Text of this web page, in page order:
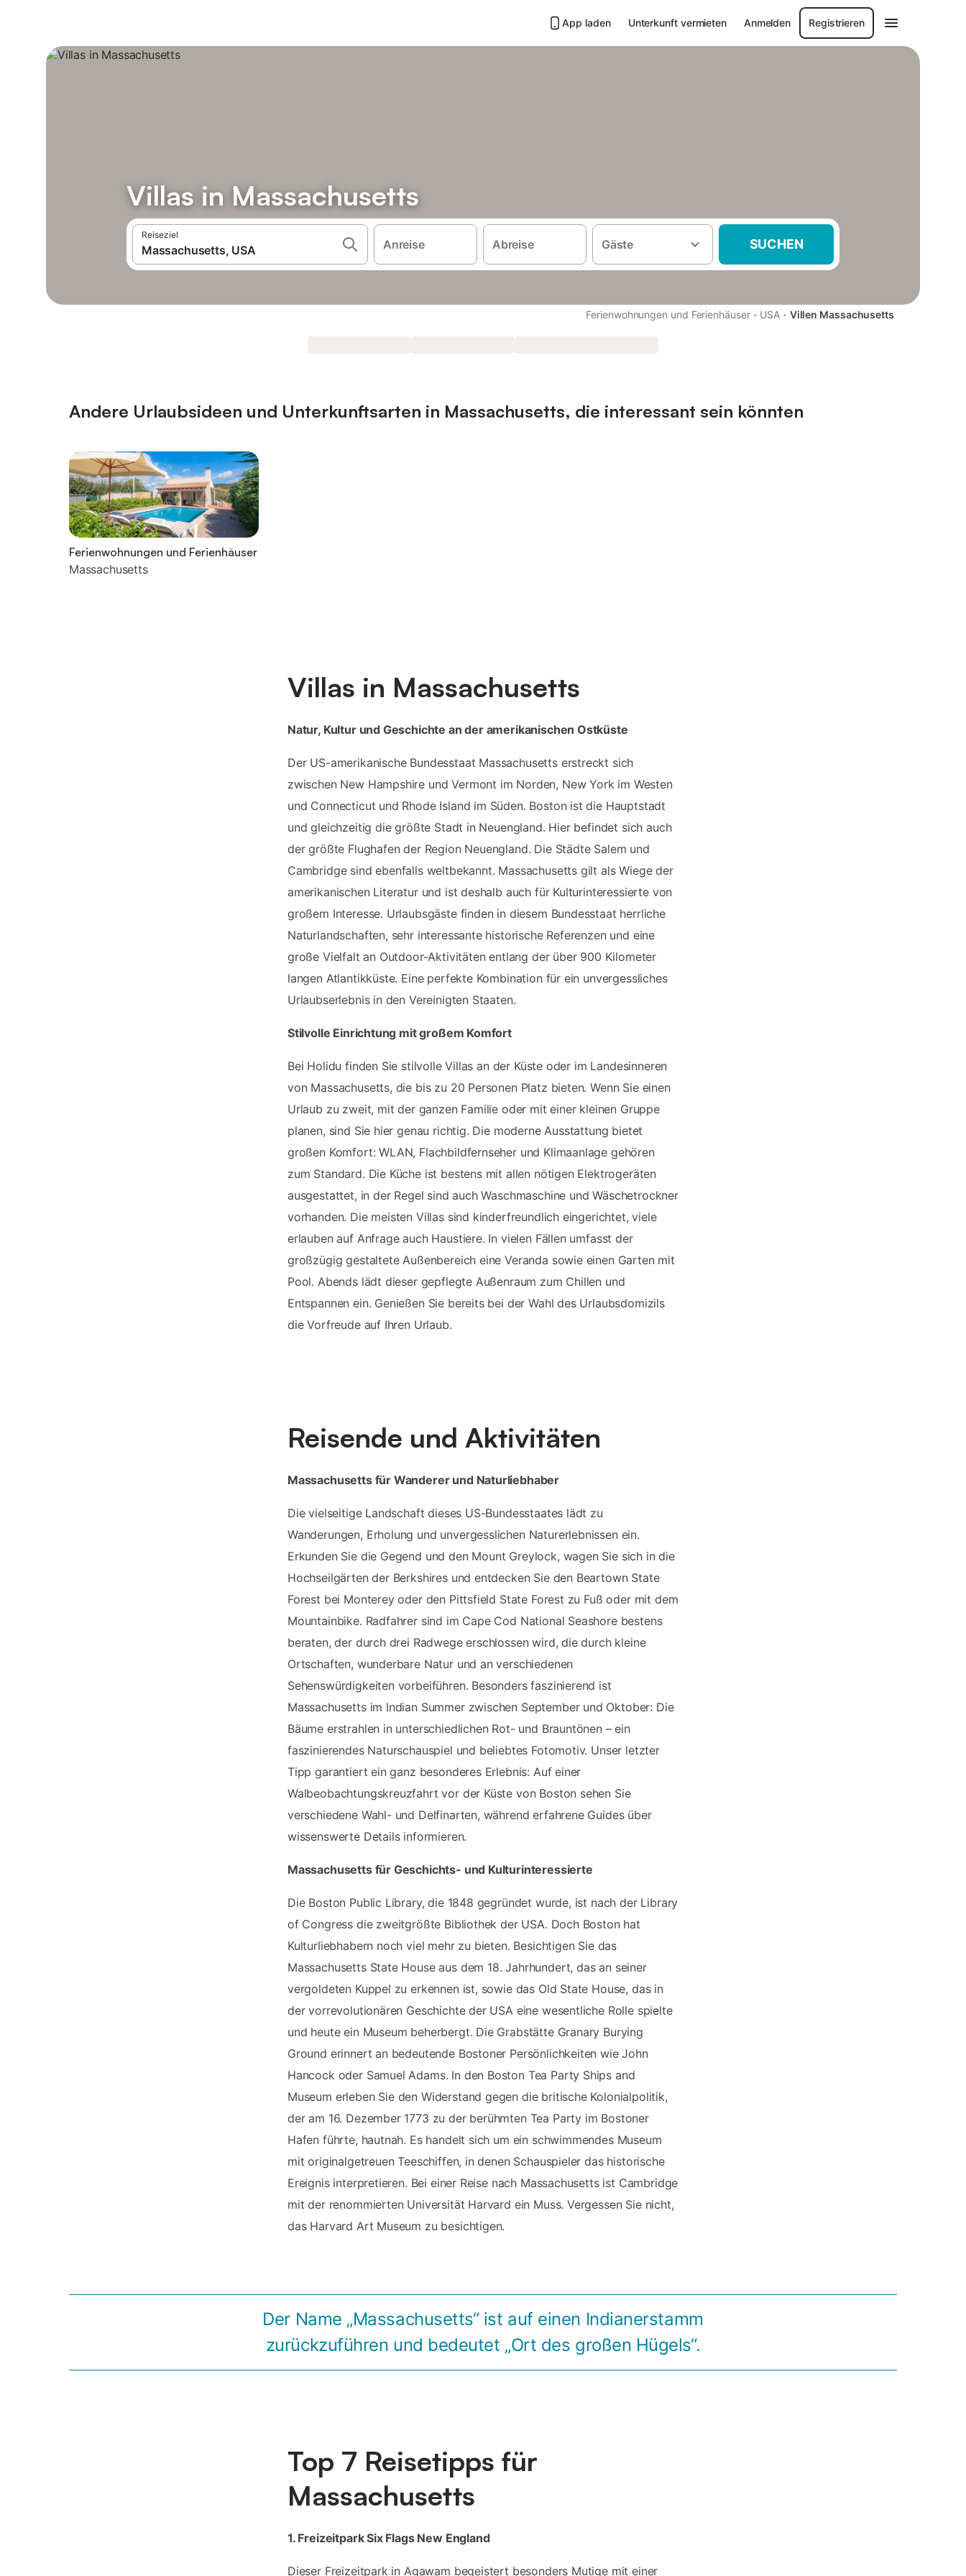
App laden Unterkunft vermieten Anmelden Registrieren
Villas in Massachusetts
Reiseziel
Anreise Abreise Gäste SUCHEN
Ferienwohnungen und Ferienhäuser · USA · Villen Massachusetts
Andere Urlaubsideen und Unterkunftsarten in Massachusetts, die interessant sein könnten
Ferienwohnungen und Ferienhäuser
Massachusetts
Villas in Massachusetts
Natur, Kultur und Geschichte an der amerikanischen Ostküste
Der US-amerikanische Bundesstaat Massachusetts erstreckt sich
zwischen New Hampshire und Vermont im Norden, New York im Westen
und Connecticut und Rhode Island im Süden. Boston ist die Hauptstadt
und gleichzeitig die größte Stadt in Neuengland. Hier befindet sich auch
der größte Flughafen der Region Neuengland. Die Städte Salem und
Cambridge sind ebenfalls weltbekannt. Massachusetts gilt als Wiege der
amerikanischen Literatur und ist deshalb auch für Kulturinteressierte von
großem Interesse. Urlaubsgäste finden in diesem Bundesstaat herrliche
Naturlandschaften, sehr interessante historische Referenzen und eine
große Vielfalt an Outdoor-Aktivitäten entlang der über 900 Kilometer
langen Atlantikküste. Eine perfekte Kombination für ein unvergessliches
Urlaubserlebnis in den Vereinigten Staaten.
Stilvolle Einrichtung mit großem Komfort
Bei Holidu finden Sie stilvolle Villas an der Küste oder im Landesinneren
von Massachusetts, die bis zu 20 Personen Platz bieten. Wenn Sie einen
Urlaub zu zweit, mit der ganzen Familie oder mit einer kleinen Gruppe
planen, sind Sie hier genau richtig. Die moderne Ausstattung bietet
großen Komfort: WLAN, Flachbildfernseher und Klimaanlage gehören
zum Standard. Die Küche ist bestens mit allen nötigen Elektrogeräten
ausgestattet, in der Regel sind auch Waschmaschine und Wäschetrockner
vorhanden. Die meisten Villas sind kinderfreundlich eingerichtet, viele
erlauben auf Anfrage auch Haustiere. In vielen Fällen umfasst der
großzügig gestaltete Außenbereich eine Veranda sowie einen Garten mit
Pool. Abends lädt dieser gepflegte Außenraum zum Chillen und
Entspannen ein. Genießen Sie bereits bei der Wahl des Urlaubsdomizils
die Vorfreude auf Ihren Urlaub.
Reisende und Aktivitäten
Massachusetts für Wanderer und Naturliebhaber
Die vielseitige Landschaft dieses US-Bundesstaates lädt zu
Wanderungen, Erholung und unvergesslichen Naturerlebnissen ein.
Erkunden Sie die Gegend und den Mount Greylock, wagen Sie sich in die
Hochseilgärten der Berkshires und entdecken Sie den Beartown State
Forest bei Monterey oder den Pittsfield State Forest zu Fuß oder mit dem
Mountainbike. Radfahrer sind im Cape Cod National Seashore bestens
beraten, der durch drei Radwege erschlossen wird, die durch kleine
Ortschaften, wunderbare Natur und an verschiedenen
Sehenswürdigkeiten vorbeiführen. Besonders faszinierend ist
Massachusetts im Indian Summer zwischen September und Oktober: Die
Bäume erstrahlen in unterschiedlichen Rot- und Brauntönen – ein
faszinierendes Naturschauspiel und beliebtes Fotomotiv. Unser letzter
Tipp garantiert ein ganz besonderes Erlebnis: Auf einer
Walbeobachtungskreuzfahrt vor der Küste von Boston sehen Sie
verschiedene Wahl- und Delfinarten, während erfahrene Guides über
wissenswerte Details informieren.
Massachusetts für Geschichts- und Kulturinteressierte
Die Boston Public Library, die 1848 gegründet wurde, ist nach der Library
of Congress die zweitgrößte Bibliothek der USA. Doch Boston hat
Kulturliebhabern noch viel mehr zu bieten. Besichtigen Sie das
Massachusetts State House aus dem 18. Jahrhundert, das an seiner
vergoldeten Kuppel zu erkennen ist, sowie das Old State House, das in
der vorrevolutionären Geschichte der USA eine wesentliche Rolle spielte
und heute ein Museum beherbergt. Die Grabstätte Granary Burying
Ground erinnert an bedeutende Bostoner Persönlichkeiten wie John
Hancock oder Samuel Adams. In den Boston Tea Party Ships and
Museum erleben Sie den Widerstand gegen die britische Kolonialpolitik,
der am 16. Dezember 1773 zu der berühmten Tea Party im Bostoner
Hafen führte, hautnah. Es handelt sich um ein schwimmendes Museum
mit originalgetreuen Teeschiffen, in denen Schauspieler das historische
Ereignis interpretieren. Bei einer Reise nach Massachusetts ist Cambridge
mit der renommierten Universität Harvard ein Muss. Vergessen Sie nicht,
das Harvard Art Museum zu besichtigen.
Der Name „Massachusetts“ ist auf einen Indianerstamm
zurückzuführen und bedeutet „Ort des großen Hügels“.
Top 7 Reisetipps für
Massachusetts
1. Freizeitpark Six Flags New England
Dieser Freizeitpark in Agawam begeistert besonders Mutige mit einer